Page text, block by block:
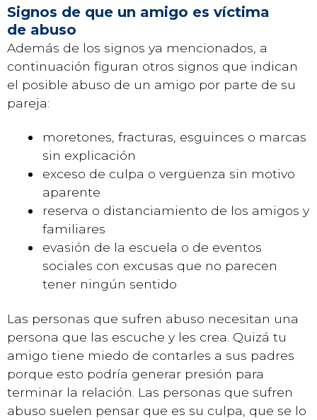
Signos de que un amigo es víctima
de abuso
Además de los signos ya mencionados, a
continuación figuran otros signos que indican
el posible abuso de un amigo por parte de su
pareja:
moretones, fracturas, esguinces o marcas
sin explicación
exceso de culpa o vergüenza sin motivo
aparente
reserva o distanciamiento de los amigos y
familiares
evasión de la escuela o de eventos
sociales con excusas que no parecen
tener ningún sentido
Las personas que sufren abuso necesitan una
persona que las escuche y les crea. Quizá tu
amigo tiene miedo de contarles a sus padres
porque esto podría generar presión para
terminar la relación. Las personas que sufren
abuso suelen pensar que es su culpa, que se lo